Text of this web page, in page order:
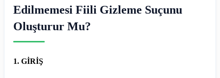
Edilmemesi Fiili Gizleme Suçunu
Oluşturur Mu?
1. GİRİŞ